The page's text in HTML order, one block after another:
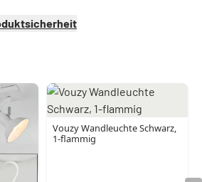
Vouzy Wandleuchte Schwarz,
1-flammig